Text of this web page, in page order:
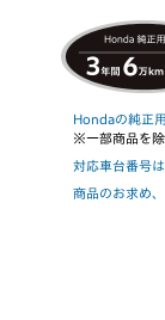
Hondaの純正
※一部商品を除
対応車台番号
商品のお求め